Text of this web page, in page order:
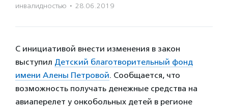
инвалидностью · 28.06.2019
С инициативой внести изменения в закон
выступил Детский благотворительный фонд
имени Алены Петровой. Сообщается, что
возможность получать денежные средства на
авиаперелет у онкобольных детей в регионе